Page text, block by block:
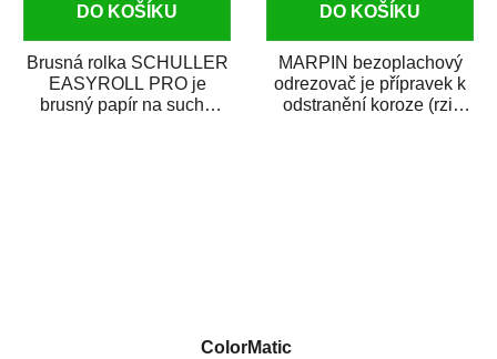
DO KOŠÍKU
Brusná rolka SCHULLER
EASYROLL PRO je
brusný papír na suché
DO KOŠÍKU
MARPIN bezoplachový
odrezovač je přípravek k
odstranění koroze (rzi)
ColorMatic